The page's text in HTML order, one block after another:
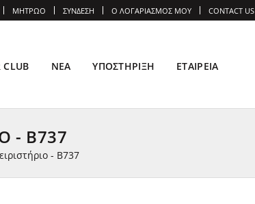
- B737
- B737
CLUB ΝΈΑ ΥΠΟΣΤΉΡΙΞΗ ΕΤΑΙΡΕΊΑ
ΜΗΤΡΏΟ ΣΎΝΔΕΣΗ Ο ΛΟΓΑΡΙΑΣΜΌΣ ΜΟΥ CONTACT US